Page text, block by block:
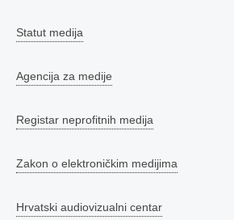
Statut medija
Agencija za medije
Registar neprofitnih medija
Zakon o elektroničkim medijima
Hrvatski audiovizualni centar